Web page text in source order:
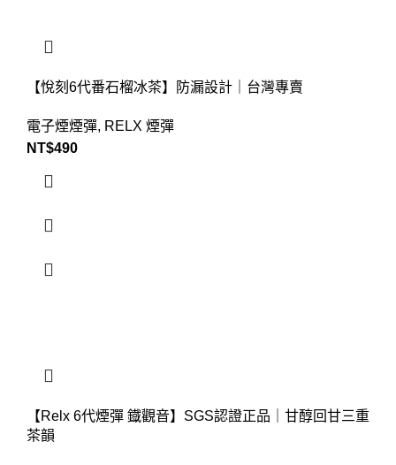
【悅刻6代番石榴冰茶】防漏設計｜台灣專賣
電子煙煙彈, RELX 煙彈
NT$490
【Relx 6代煙彈 鐡觀音】SGS認證正品｜甘醇回甘三重
茶韻